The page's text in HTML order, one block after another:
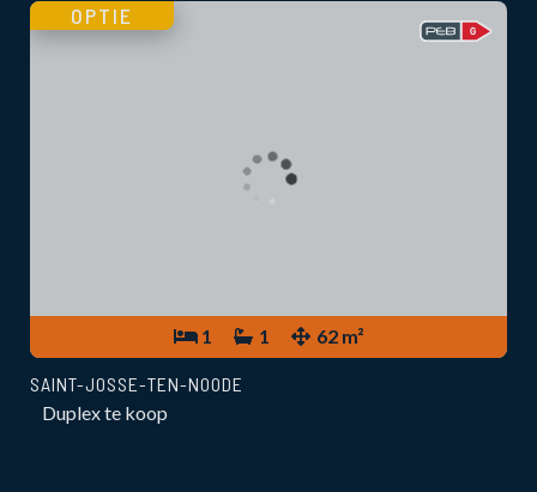
1 1 62 m²
OPTIE
SAINT-JOSSE-TEN-NOODE
Duplex te koop